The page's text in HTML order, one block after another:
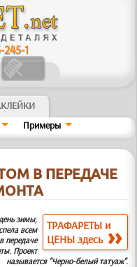
245-1
Примеры
В ПЕРЕДАЧЕ
ТРАФАРЕТЫ и
ЦЕНЫ здесь
зимы,
всем
передаче
Проект
называется "Черно-белый татуаж".